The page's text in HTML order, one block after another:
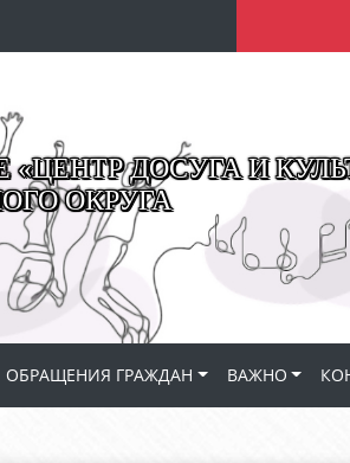
ДОСУГА И
ОКРУГА
ОБРАЩЕНИЯ ГРАЖДАН ВАЖНО